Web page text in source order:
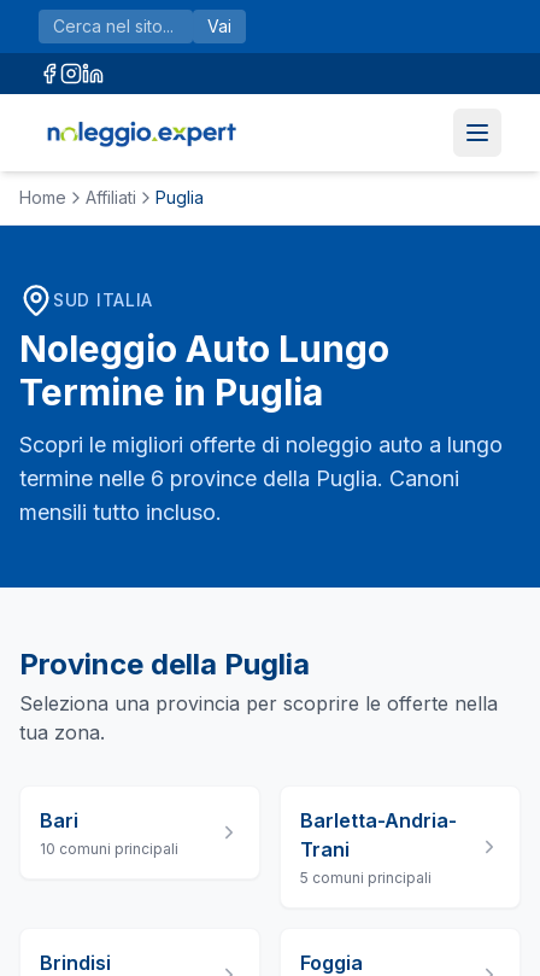
Vai al contenuto principale
Vai
Home Affiliati Puglia
SUD ITALIA
Noleggio Auto Lungo
Termine in Puglia
Scopri le migliori offerte di noleggio auto a lungo
termine nelle 6 province della Puglia. Canoni
mensili tutto incluso.
Province della Puglia
Seleziona una provincia per scoprire le offerte nella
tua zona.
Bari
10 comuni principali
Barletta-Andria-
Trani
5 comuni principali
Brindisi Foggia